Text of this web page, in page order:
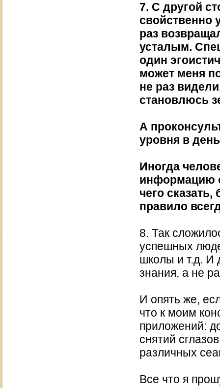
7. С другой
свойственно
раз
усталым.
один
может меня
не раз
становлюсь
А
уровня в
Иногда
информацию
чего сказать,
правило
8. Так
успешных
школы и т.д. И
знания, а не
И опять же,
что к моим
приложений:
снятий
различных
Все что я